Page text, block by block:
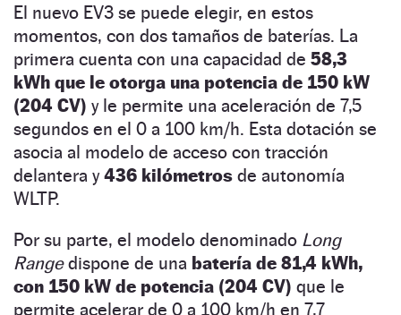
El nuevo EV3 se puede elegir, en estos
momentos, con dos tamaños de baterías. La
primera cuenta con una capacidad de 58,3
kWh que le otorga una potencia de 150 kW
(204 CV) y le permite una aceleración de 7,5
segundos en el 0 a 100 km/h. Esta dotación se
asocia al modelo de acceso con tracción
delantera y436 kilómetros de autonomía
WLTP.
Por su parte, el modelo denominado Long
Rangedispone de una batería de 81,4 kWh,
con 150 kW de potencia (204 CV) que le
permite acelerar de 0 a 100 km/h en 7,7